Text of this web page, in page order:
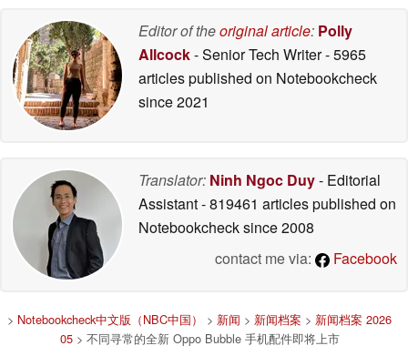
Editor of theoriginal article: Polly
Allcock- Senior Tech Writer- 5965
articles published on Notebookcheck
since 2021
Translator: Ninh Ngoc Duy- Editorial
Assistant- 819461 articles published on
Notebookchecksince 2008
contact me via:
Facebook
> Notebookcheck中文版（NBC中国） > 新闻 > 新闻档案 > 新闻档案 2026
05> 不同寻常的全新 Oppo Bubble 手机配件即将上市